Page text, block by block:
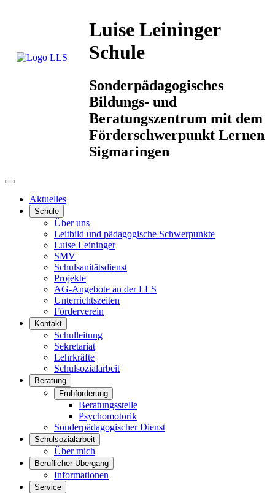
Luise Leininger
Schule
Sonderpädagogisches
Bildungs- und
Beratungszentrum mit dem
Förderschwerpunkt Lernen
Sigmaringen
Aktuelles
Schule
Über uns
Leitbild und pädagogische Schwerpunkte
Luise Leininger
SMV
Schulsanitätsdienst
Projekte
AG-Angebote an der LLS
Unterrichtszeiten
Förderverein
Kontakt
Schulleitung
Sekretariat
Lehrkräfte
Schulsozialarbeit
Beratung
Frühförderung
Beratungsstelle
Psychomotorik
Sonderpädagogischer Dienst
Schulsozialarbeit
Über mich
Beruflicher Übergang
Informationen
Service